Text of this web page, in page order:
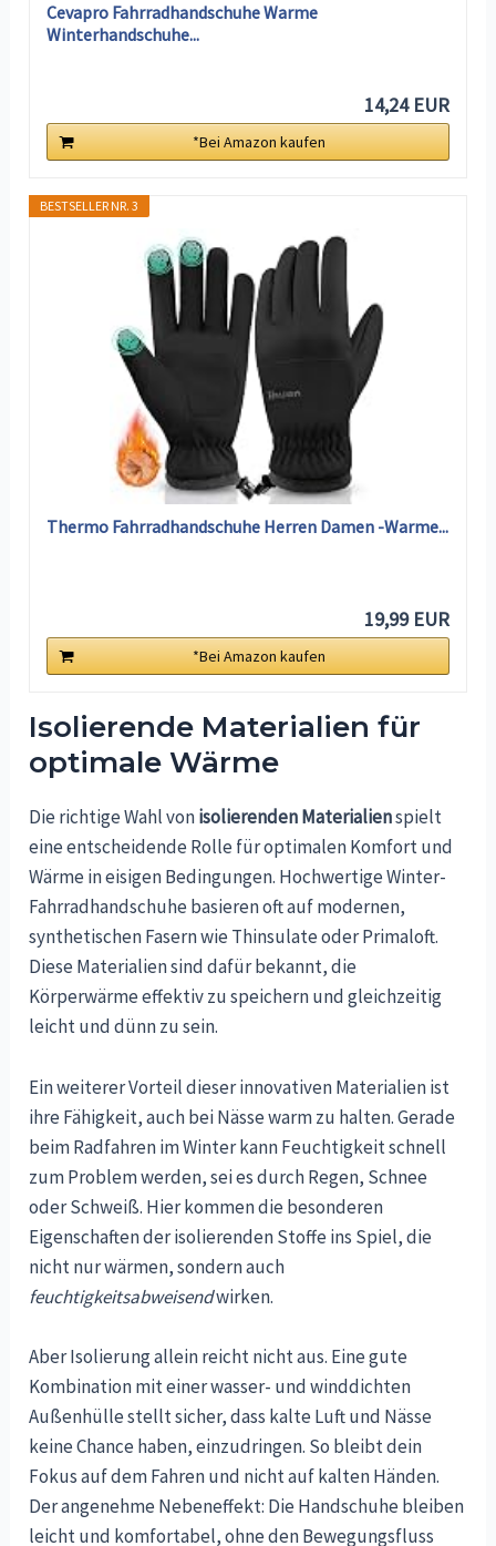
Cevapro Fahrradhandschuhe Warme
Winterhandschuhe...
14,24 EUR
*Bei Amazon kaufen
BESTSELLER NR. 3
Thermo Fahrradhandschuhe Herren Damen -Warme...
19,99 EUR
*Bei Amazon kaufen
Isolierende Materialien für
optimale Wärme
Die richtige Wahl vonisolierenden Materialienspielt
eine entscheidende Rolle für optimalen Komfort und
Wärme in eisigen Bedingungen. Hochwertige Winter-
Fahrradhandschuhe basieren oft auf modernen,
synthetischen Fasern wie Thinsulate oder Primaloft.
Diese Materialien sind dafür bekannt, die
Körperwärme effektiv zu speichern und gleichzeitig
leicht und dünn zu sein.
Ein weiterer Vorteil dieser innovativen Materialien ist
ihre Fähigkeit, auch bei Nässe warm zu halten. Gerade
beim Radfahren im Winter kann Feuchtigkeit schnell
zum Problem werden, sei es durch Regen, Schnee
oder Schweiß. Hier kommen die besonderen
Eigenschaften der isolierenden Stoffe ins Spiel, die
nicht nur wärmen, sondern auch
feuchtigkeitsabweisendwirken.
Aber Isolierung allein reicht nicht aus. Eine gute
Kombination mit einer wasser- und winddichten
Außenhülle stellt sicher, dass kalte Luft und Nässe
keine Chance haben, einzudringen. So bleibt dein
Fokus auf dem Fahren und nicht auf kalten Händen.
Der angenehme Nebeneffekt: Die Handschuhe bleiben
leicht und komfortabel, ohne den Bewegungsfluss